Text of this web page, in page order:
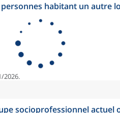
habitant un autre
2026.
socioprofessionnel actuel